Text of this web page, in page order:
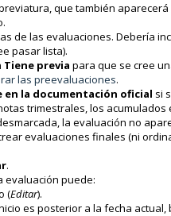
que también
de las evaluaciones. Debería
pasar lista).
Tiene previa para que se cree
las preevaluaciones.
en la documentación oficial si
trimestrales, los
la evaluación no
evaluaciones finales (ni
.
evaluación puede:
(Editar).
es posterior a la fecha